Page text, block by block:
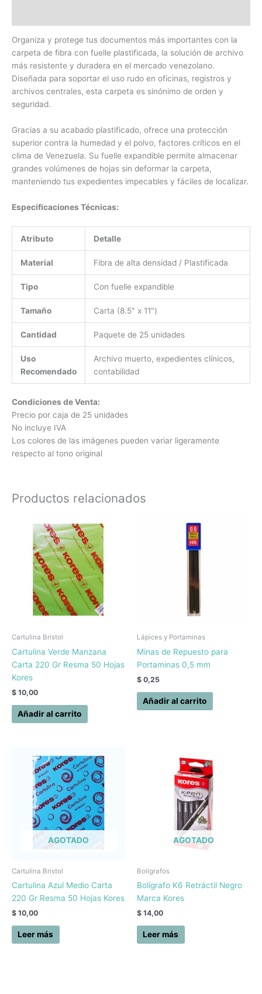
Organiza y protege tus documentos más importantes con la
carpeta de fibra con fuelle plastificada, la solución de archivo
más resistente y duradera en el mercado venezolano.
Diseñada para soportar el uso rudo en oficinas, registros y
archivos centrales, esta carpeta es sinónimo de orden y
seguridad.
Gracias a su acabado plastificado, ofrece una protección
superior contra la humedad y el polvo, factores críticos en el
clima de Venezuela. Su fuelle expandible permite almacenar
grandes volúmenes de hojas sin deformar la carpeta,
manteniendo tus expedientes impecables y fáciles de localizar.
Especificaciones Técnicas:
Atributo Detalle
Material Fibra de alta densidad / Plastificada
Tipo Con fuelle expandible
Tamaño Carta (8.5″ x 11″)
Cantidad Paquete de 25 unidades
Uso
Recomendado
Archivo muerto, expedientes clínicos,
contabilidad
Condiciones de Venta:
Precio por caja de 25 unidades
No incluye IVA
Los colores de las imágenes pueden variar ligeramente
respecto al tono original
Productos relacionados
Cartulina Bristol
Cartulina Verde Manzana
Carta 220 Gr Resma 50 Hojas
Kores
$ 10,00
Añadir al carrito
Lápices y Portaminas
Minas de Repuesto para
Portaminas 0,5 mm
$ 0,25
Añadir al carrito
AGOTADO
Cartulina Bristol
Cartulina Azul Medio Carta
220 Gr Resma 50 Hojas Kores
$ 10,00
Leer más
AGOTADO
Bolígrafos
Bolígrafo K6 Retráctil Negro
Marca Kores
$ 14,00
Leer más